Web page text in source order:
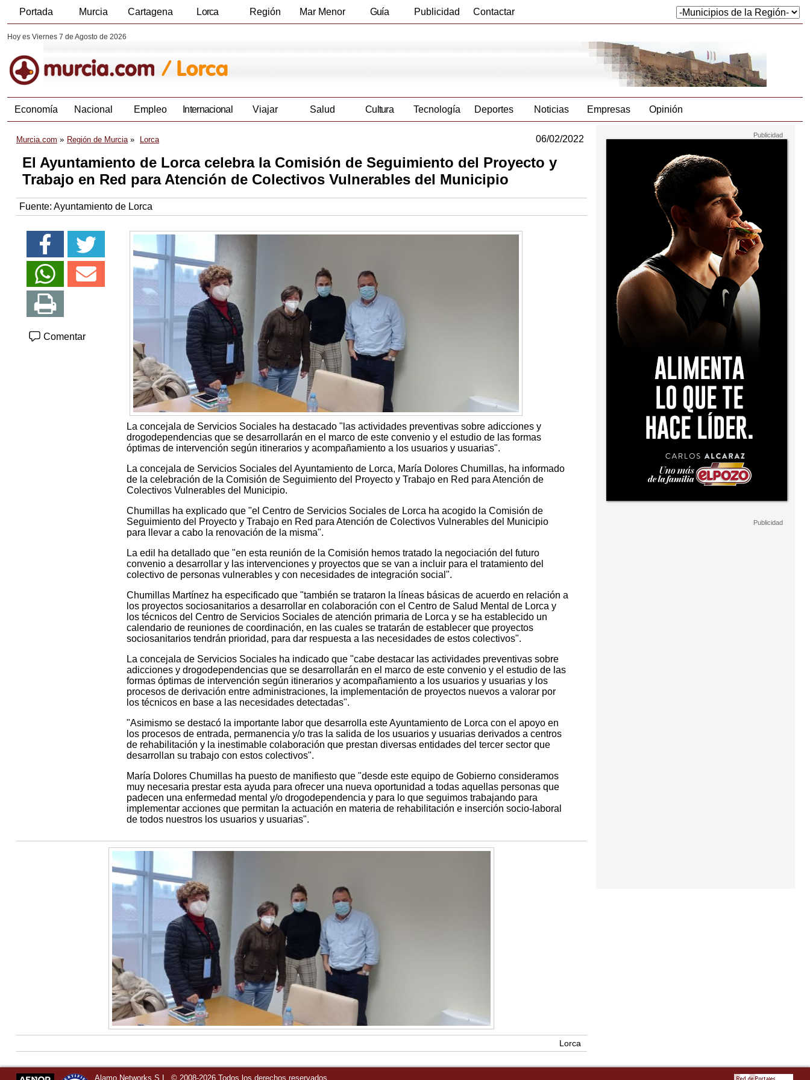
Portada Murcia Cartagena Lorca Región Mar Menor Guía Publicidad Contactar
Hoy es Viernes 7 de Agosto de 2026
Economía Nacional Empleo Internacional Viajar Salud Cultura Tecnología Deportes Noticias Empresas Opinión
Murcia.com Región de Murcia Lorca 06/02/2022
El Ayuntamiento de Lorca celebra la Comisión de Seguimiento del Proyecto y
Trabajo en Red para Atención de Colectivos Vulnerables del Municipio
Fuente: Ayuntamiento de Lorca
Comentar
La concejala de Servicios Sociales ha destacado "las actividades preventivas sobre adicciones y
drogodependencias que se desarrollarán en el marco de este convenio y el estudio de las formas
óptimas de intervención según itinerarios y acompañamiento a los usuarios y usuarias".
La concejala de Servicios Sociales del Ayuntamiento de Lorca, María Dolores Chumillas, ha informado
de la celebración de la Comisión de Seguimiento del Proyecto y Trabajo en Red para Atención de
Colectivos Vulnerables del Municipio.
Chumillas ha explicado que "el Centro de Servicios Sociales de Lorca ha acogido la Comisión de
Seguimiento del Proyecto y Trabajo en Red para Atención de Colectivos Vulnerables del Municipio
para llevar a cabo la renovación de la misma".
La edil ha detallado que "en esta reunión de la Comisión hemos tratado la negociación del futuro
convenio a desarrollar y las intervenciones y proyectos que se van a incluir para el tratamiento del
colectivo de personas vulnerables y con necesidades de integración social".
Chumillas Martínez ha especificado que "también se trataron la líneas básicas de acuerdo en relación a
los proyectos sociosanitarios a desarrollar en colaboración con el Centro de Salud Mental de Lorca y
los técnicos del Centro de Servicios Sociales de atención primaria de Lorca y se ha establecido un
calendario de reuniones de coordinación, en las cuales se tratarán de establecer que proyectos
sociosanitarios tendrán prioridad, para dar respuesta a las necesidades de estos colectivos".
La concejala de Servicios Sociales ha indicado que "cabe destacar las actividades preventivas sobre
adicciones y drogodependencias que se desarrollarán en el marco de este convenio y el estudio de las
formas óptimas de intervención según itinerarios y acompañamiento a los usuarios y usuarias y los
procesos de derivación entre administraciones, la implementación de proyectos nuevos a valorar por
los técnicos en base a las necesidades detectadas".
"Asimismo se destacó la importante labor que desarrolla este Ayuntamiento de Lorca con el apoyo en
los procesos de entrada, permanencia y/o tras la salida de los usuarios y usuarias derivados a centros
de rehabilitación y la inestimable colaboración que prestan diversas entidades del tercer sector que
desarrollan su trabajo con estos colectivos".
María Dolores Chumillas ha puesto de manifiesto que "desde este equipo de Gobierno consideramos
muy necesaria prestar esta ayuda para ofrecer una nueva oportunidad a todas aquellas personas que
padecen una enfermedad mental y/o drogodependencia y para lo que seguimos trabajando para
implementar acciones que permitan la actuación en materia de rehabilitación e inserción socio-laboral
de todos nuestros los usuarios y usuarias".
Lorca
Alamo Networks S.L. © 2008-2026 Todos los derechos reservados